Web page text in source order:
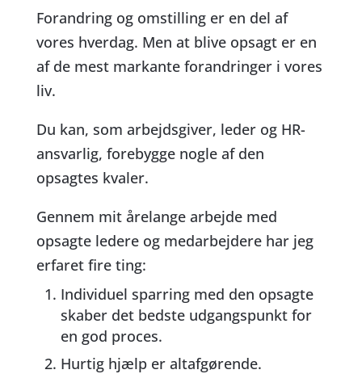
Forandring og omstilling er en del af
vores hverdag. Men at blive opsagt er en
af de mest markante forandringer i vores
liv.
Du kan, som arbejdsgiver, leder og HR-
ansvarlig, forebygge nogle af den
opsagtes kvaler.
Gennem mit årelange arbejde med
opsagte ledere og medarbejdere har jeg
erfaret fire ting:
Individuel sparring med den opsagte
skaber det bedste udgangspunkt for
en god proces.
Hurtig hjælp er altafgørende.